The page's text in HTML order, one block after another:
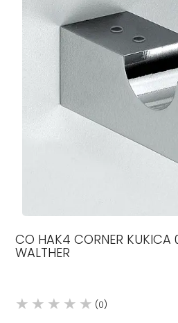
CO HAK4 CORNER KUKICA
WALTHER
(0)